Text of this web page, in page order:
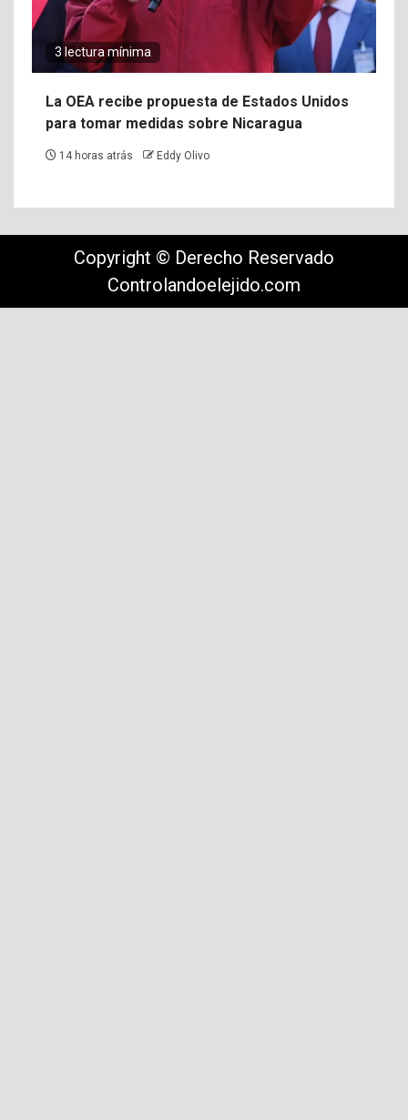
3 lectura mínima
La OEA recibe propuesta de Estados Unidos
para tomar medidas sobre Nicaragua
14 horas atrás Eddy Olivo
Copyright © Derecho Reservado
Controlandoelejido.com